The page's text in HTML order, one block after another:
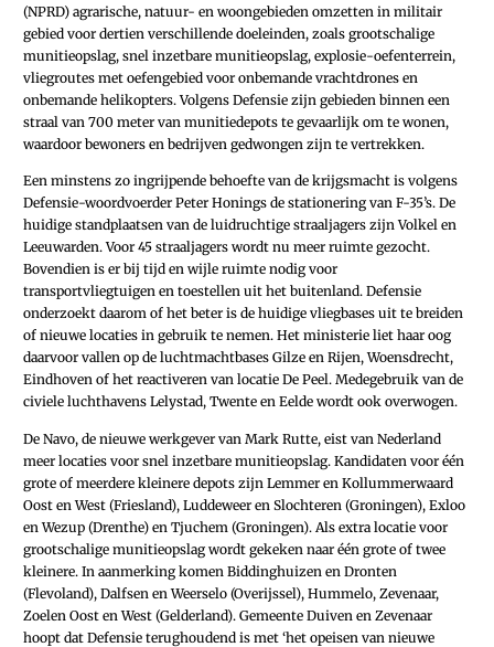
(NPRD) agrarische, natuur- en woongebieden omzetten in militair
gebied voor dertien verschillende doeleinden, zoals grootschalige
munitieopslag, snel inzetbare munitieopslag, explosie-oefenterrein,
vliegroutes met oefengebied voor onbemande vrachtdrones en
onbemande helikopters. Volgens Defensie zijn gebieden binnen een
straal van 700 meter van munitiedepots te gevaarlijk om te wonen,
waardoor bewoners en bedrijven gedwongen zijn te vertrekken.
Een minstens zo ingrijpende behoefte van de krijgsmacht is volgens
Defensie-woordvoerder Peter Honings de stationering van F-35’s. De
huidige standplaatsen van de luidruchtige straaljagers zijn Volkel en
Leeuwarden. Voor 45 straaljagers wordt nu meer ruimte gezocht.
Bovendien is er bij tijd en wijle ruimte nodig voor
transportvliegtuigen en toestellen uit het buitenland. Defensie
onderzoekt daarom of het beter is de huidige vliegbases uit te breiden
of nieuwe locaties in gebruik te nemen. Het ministerie liet haar oog
daarvoor vallen op de luchtmachtbases Gilze en Rijen, Woensdrecht,
Eindhoven of het reactiveren van locatie De Peel. Medegebruik van de
civiele luchthavens Lelystad, Twente en Eelde wordt ook overwogen.
De Navo, de nieuwe werkgever van Mark Rutte, eist van Nederland
meer locaties voor snel inzetbare munitieopslag. Kandidaten voor één
grote of meerdere kleinere depots zijn Lemmer en Kollummerwaard
Oost en West (Friesland), Luddeweer en Slochteren (Groningen), Exloo
en Wezup (Drenthe) en Tjuchem (Groningen). Als extra locatie voor
grootschalige munitieopslag wordt gekeken naar één grote of twee
kleinere. In aanmerking komen Biddinghuizen en Dronten
(Flevoland), Dalfsen en Weerselo (Overijssel), Hummelo, Zevenaar,
Zoelen Oost en West (Gelderland). Gemeente Duiven en Zevenaar
hoopt dat Defensie terughoudend is met ‘het opeisen van nieuwe